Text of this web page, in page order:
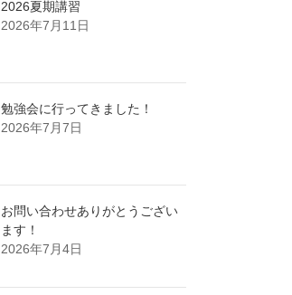
2026夏期講習
2026年7月11日
勉強会に行ってきました！
2026年7月7日
お問い合わせありがとうござい
ます！
2026年7月4日